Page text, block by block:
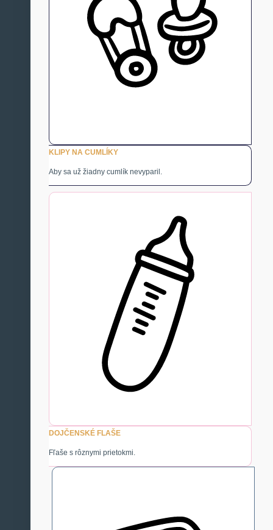
KLIPY NA CUMLÍKY
Aby sa už žiadny cumlík nevyparil.
DOJČENSKÉ FLAŠE
Fľaše s rôznymi prietokmi.